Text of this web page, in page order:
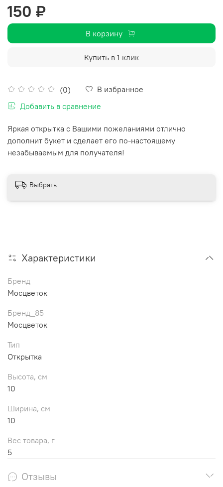
(0)
В избранное
Добавить в сравнение
150 ₽
В корзину
Купить в 1 клик
Яркая открытка с Вашими пожеланиями отлично
дополнит букет и сделает его по-настоящему
незабываемым для получателя!
Выбрать
Характеристики
Бренд
Мосцветок
Бренд_85
Мосцветок
Тип
Открытка
Высота, см
10
Ширина, см
10
Вес товара, г
5
Отзывы